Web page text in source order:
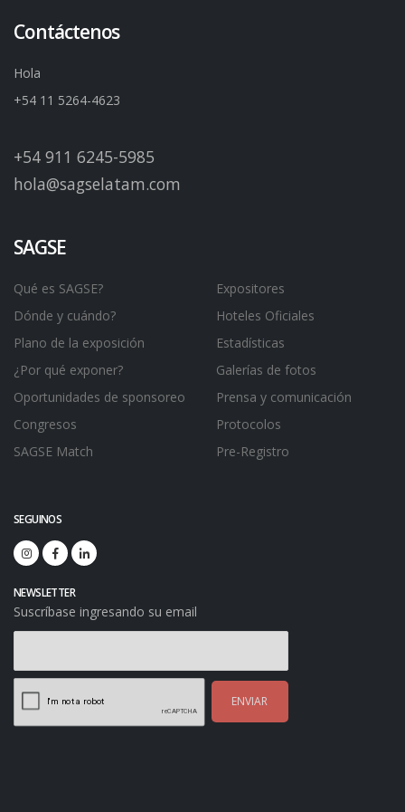
Contáctenos
Hola
+54 11 5264-4623
+54 911 6245-5985
hola@sagselatam.com
SAGSE
Qué es SAGSE?
Dónde y cuándo?
Plano de la exposición
¿Por qué exponer?
Oportunidades de sponsoreo
Congresos
SAGSE Match
Expositores
Hoteles Oficiales
Estadísticas
Galerías de fotos
Prensa y comunicación
Protocolos
Pre-Registro
SEGUINOS
NEWSLETTER
Suscríbase ingresando su email
ENVIAR